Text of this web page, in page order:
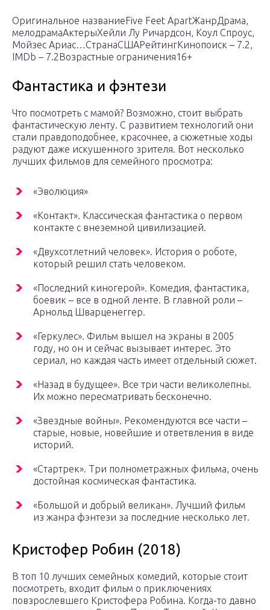
Оригинальное названиеFive Feet ApartЖанрДрама,
мелодрамаАктерыХейли Лу Ричардсон, Коул Спроус,
Мойзес Ариас…СтранаСШАРейтингКинопоиск – 7.2,
IMDb – 7.2Возрастные ограничения16+
Фантастика и фэнтези
Что посмотреть с мамой? Возможно, стоит выбрать
фантастическую ленту. С развитием технологий они
стали правдоподобнее, красочнее, а сюжетные ходы
радуют даже искушенного зрителя. Вот несколько
лучших фильмов для семейного просмотра:
«Эволюция»
«Контакт». Классическая фантастика о первом
контакте с внеземной цивилизацией.
«Двухсотлетний человек». История о роботе,
который решил стать человеком.
«Последний киногерой». Комедия, фантастика,
боевик – все в одной ленте. В главной роли –
Арнольд Шварценеггер.
«Геркулес». Фильм вышел на экраны в 2005
году, но он и сейчас вызывает интерес. Это
сериал, но каждая часть имеет отдельный сюжет.
«Назад в будущее». Все три части великолепны.
Их можно пересматривать бесконечно.
«Звездные войны». Рекомендуются все части –
старые, новые, новейшие и ответвления в виде
историй.
«Стартрек». Три полнометражных фильма, очень
достойная космическая фантастика.
«Большой и добрый великан». Лучший фильм
из жанра фэнтези за последние несколько лет.
Кристофер Робин (2018)
В топ 10 лучших семейных комедий, которые стоит
посмотреть, входит фильм о приключениях
повзрослевшего Кристофера Робина. Когда-то давно